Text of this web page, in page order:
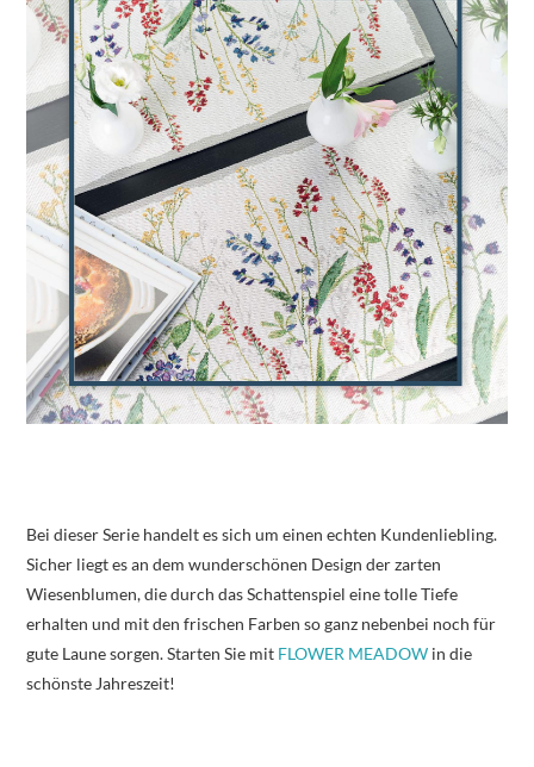
Bei dieser Serie handelt es sich um einen echten Kundenliebling.
Sicher liegt es an dem wunderschönen Design der zarten
Wiesenblumen, die durch das Schattenspiel eine tolle Tiefe
erhalten und mit den frischen Farben so ganz nebenbei noch für
gute Laune sorgen. Starten Sie mit FLOWER MEADOW in die
schönste Jahreszeit!